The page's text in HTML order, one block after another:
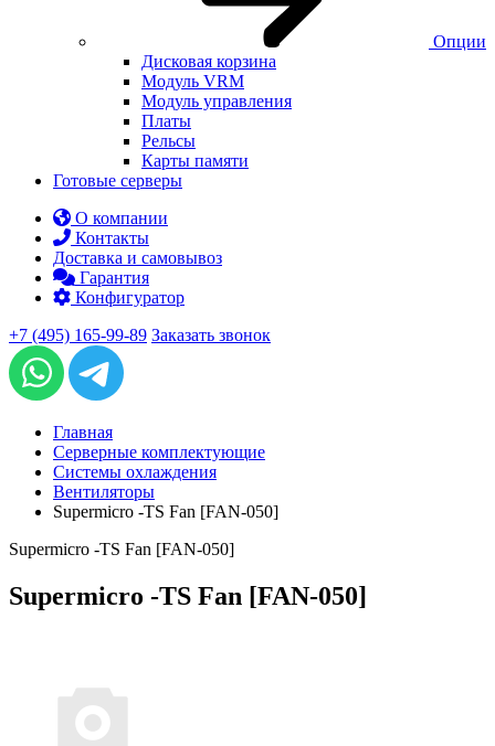
Опции
Дисковая корзина
Модуль VRM
Модуль управления
Платы
Рельсы
Карты памяти
Готовые серверы
О компании
Контакты
Доставка и самовывоз
Гарантия
Конфигуратор
+7 (495) 165-99-89 Заказать звонок
Главная
Серверные комплектующие
Системы охлаждения
Вентиляторы
Supermicro -TS Fan [FAN-050]
Supermicro -TS Fan [FAN-050]
Supermicro -TS Fan [FAN-050]